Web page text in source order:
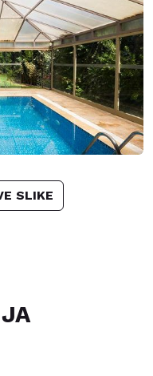
SLIKE